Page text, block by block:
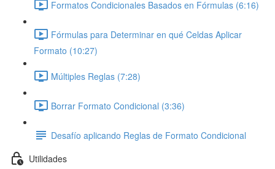
Formatos Condicionales Basados en Fórmulas (6:16)
Fórmulas para Determinar en qué Celdas Aplicar
Formato (10:27)
Múltiples Reglas (7:28)
Borrar Formato Condicional (3:36)
Desafío aplicando Reglas de Formato Condicional
Utilidades